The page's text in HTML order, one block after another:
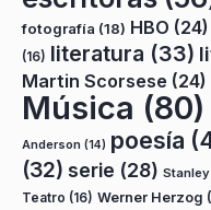
fotografía (18) HBO (24)
(16) literatura (33)
Martin Scorsese (24)
Música (80)
Anderson (14) poesía
(32) serie (28)
Teatro (16) Werner Herzog